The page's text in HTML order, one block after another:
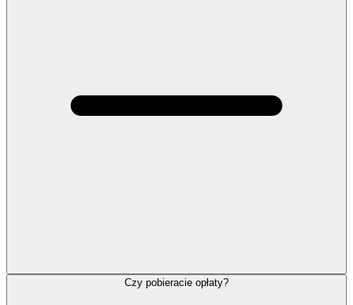
Czy pobieracie opłaty?